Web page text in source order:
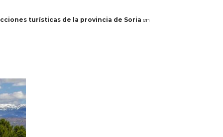
turísticas de la provincia de Soria en